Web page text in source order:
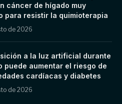
cáncer de hígado muy
para resistir la quimioterapia
de 2026
a la luz artificial durante
puede aumentar el riesgo de
cardíacas y diabetes
de 2026